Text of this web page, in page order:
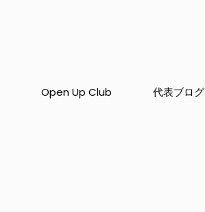
Open Up Club 代表ブログ